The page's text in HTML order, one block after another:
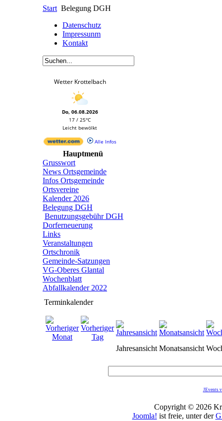
Start Belegung DGH
Datenschutz
Impressunm
Kontakt
Wetter Krottelbach
Do, 06.08.2026
17 / 25°C
Leicht bewölkt
Alle Infos
Hauptmenü
Grusswort
News Ortsgemeinde
Infos Ortsgemeinde
Ortsvereine
Kalender 2026
Belegung DGH
Benutzungsgebühr DGH
Dorferneuerung
Links
Veranstaltungen
Ortschronik
Gemeinde-Satzungen
VG-Oberes Glantal
Wochenblatt
Abfallkalender 2022
Terminkalender
Jahresansicht Monatsansicht
JEvents
Copyright © 2026
Joomla! ist freie, unter der